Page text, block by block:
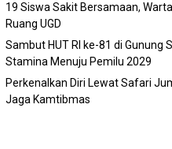
19 Siswa Sakit Bersamaan,
Ruang UGD
Sambut HUT RI ke-81 di Gunung
Stamina Menuju Pemilu 2029
Perkenalkan Diri Lewat Safari
Jaga Kamtibmas